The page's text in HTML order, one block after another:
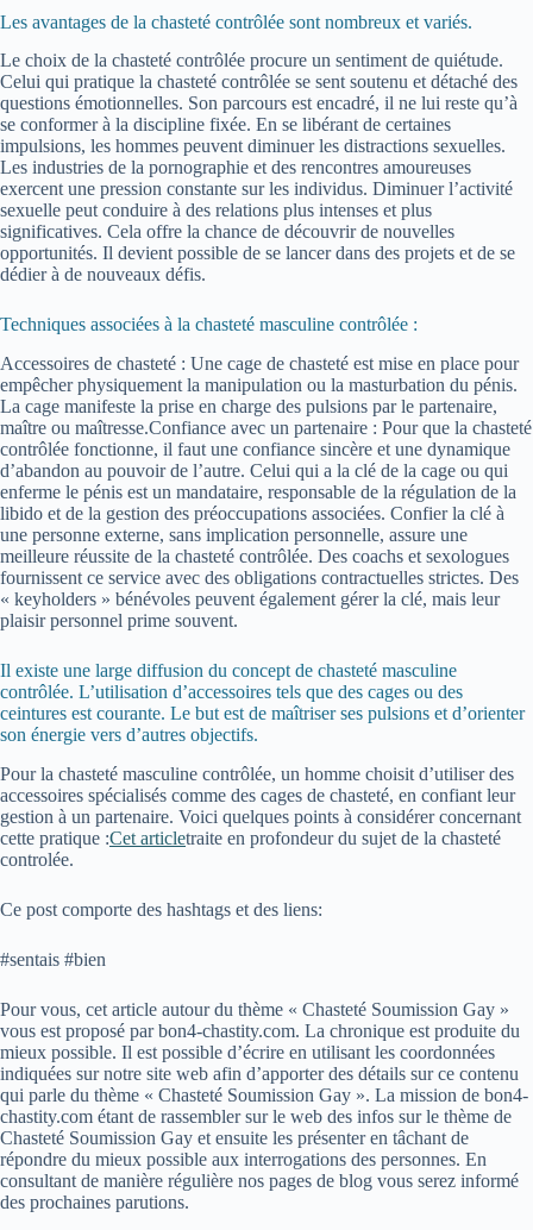
Les avantages de la chasteté contrôlée sont nombreux et variés.
Le choix de la chasteté contrôlée procure un sentiment de quiétude.
Celui qui pratique la chasteté contrôlée se sent soutenu et détaché des
questions émotionnelles. Son parcours est encadré, il ne lui reste qu’à
se conformer à la discipline fixée. En se libérant de certaines
impulsions, les hommes peuvent diminuer les distractions sexuelles.
Les industries de la pornographie et des rencontres amoureuses
exercent une pression constante sur les individus. Diminuer l’activité
sexuelle peut conduire à des relations plus intenses et plus
significatives. Cela offre la chance de découvrir de nouvelles
opportunités. Il devient possible de se lancer dans des projets et de se
dédier à de nouveaux défis.
Techniques associées à la chasteté masculine contrôlée :
Accessoires de chasteté : Une cage de chasteté est mise en place pour
empêcher physiquement la manipulation ou la masturbation du pénis.
La cage manifeste la prise en charge des pulsions par le partenaire,
maître ou maîtresse.Confiance avec un partenaire : Pour que la chasteté
contrôlée fonctionne, il faut une confiance sincère et une dynamique
d’abandon au pouvoir de l’autre. Celui qui a la clé de la cage ou qui
enferme le pénis est un mandataire, responsable de la régulation de la
libido et de la gestion des préoccupations associées. Confier la clé à
une personne externe, sans implication personnelle, assure une
meilleure réussite de la chasteté contrôlée. Des coachs et sexologues
fournissent ce service avec des obligations contractuelles strictes. Des
« keyholders » bénévoles peuvent également gérer la clé, mais leur
plaisir personnel prime souvent.
Il existe une large diffusion du concept de chasteté masculine
contrôlée. L’utilisation d’accessoires tels que des cages ou des
ceintures est courante. Le but est de maîtriser ses pulsions et d’orienter
son énergie vers d’autres objectifs.
Pour la chasteté masculine contrôlée, un homme choisit d’utiliser des
accessoires spécialisés comme des cages de chasteté, en confiant leur
gestion à un partenaire. Voici quelques points à considérer concernant
cette pratique :Cet articletraite en profondeur du sujet de la chasteté
controlée.
Ce post comporte des hashtags et des liens:
#sentais #bien
Pour vous, cet article autour du thème « Chasteté Soumission Gay »
vous est proposé par bon4-chastity.com. La chronique est produite du
mieux possible. Il est possible d’écrire en utilisant les coordonnées
indiquées sur notre site web afin d’apporter des détails sur ce contenu
qui parle du thème « Chasteté Soumission Gay ». La mission de bon4-
chastity.com étant de rassembler sur le web des infos sur le thème de
Chasteté Soumission Gay et ensuite les présenter en tâchant de
répondre du mieux possible aux interrogations des personnes. En
consultant de manière régulière nos pages de blog vous serez informé
des prochaines parutions.